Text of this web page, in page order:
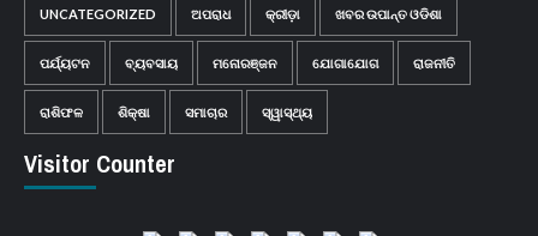
UNCATEGORIZED ଅପରାଧ କ୍ରୀଡ଼ା ଖବର ଉପାନ୍ତ ଓଡିଶା
ପର୍ଯ୍ୟଟନ ବ୍ୟବସାୟ ମନୋରଞ୍ଜନ ଯୋଗାଯୋଗ ରାଜନୀତି
ରାଶିଫଳ ଶିକ୍ଷା ସମାଚାର ସ୍ୱାସ୍ଥ୍ୟ
Visitor Counter